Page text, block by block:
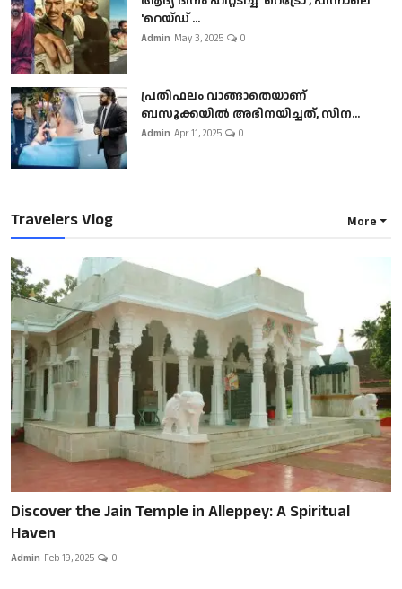
'റെയ്ഡ് ...
Admin May 3, 2025 0
പ്രതിഫലം വാങ്ങാതെയാണ്
ബസൂക്കയില്‍ അഭിനയിച്ചത്, സിന...
Admin Apr 11, 2025 0
Travelers Vlog More
Discover the Jain Temple in Alleppey: A Spiritual
Haven
Admin Feb 19, 2025 0